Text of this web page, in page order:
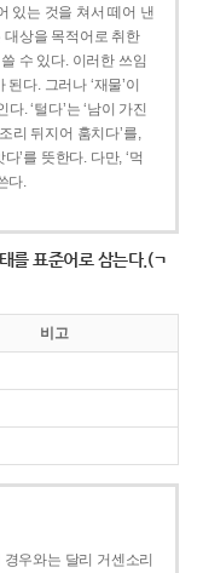
있는 것을 쳐서 떼어 낸
대상을 목적어로 취한
수 있다. 이러한 쓰임
다. 그러나 ‘재물’이
. ‘털다’는 ‘남이 가진
리 뒤지어 훔치다’를,
’를 뜻한다. 다만, ‘먹
다.
를 표준어로 삼는다.(ㄱ
비고
우와는 달리 거센소리